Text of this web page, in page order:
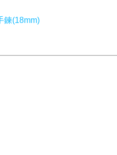
鍊(18mm)